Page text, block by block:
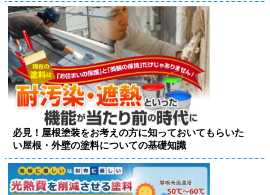
必見！屋根塗装をお考えの方に知っておいてもらいた
い屋根・外壁の塗料についての基礎知識